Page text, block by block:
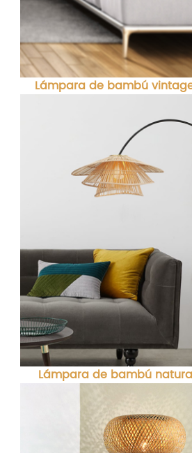
Lámpara de bambú
Lámpara de bambú